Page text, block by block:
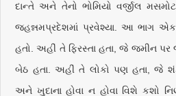
દાન્તે અને તેનો ભોમિયો વર્જીલ
જહન્નમપ્રદેશમાં પ્રવેશ્યા. આ ભાગ
હતો. અહીં તે ફિરસ્તા હતા, જે જમીન પર
બેઠ હતા. અહીં તે લોકો પણ હતા, જે
અને ખુદાના હોવા ન હોવા વિશે કશો